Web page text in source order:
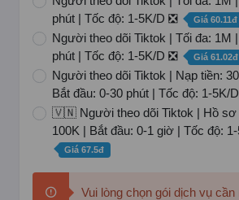
phút | Tốc độ: 1-5K/D ❎
Giá 60.11đ
Người theo dõi Tiktok | Tối đa: 1M
phút | Tốc độ: 1-5K/D ❎
Giá 61.02đ
Người theo dõi Tiktok | Nạp tiền:
Bắt đầu: 0-30 phút | Tốc độ: 1-5K/
🇻🇳 Người theo dõi Tiktok | Hồ sơ
100K | Bắt đầu: 0-1 giờ | Tốc độ:
Giá 67.5đ
Vui lòng chọn gói dịch vụ cần